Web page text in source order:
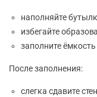
наполняйте
избегайте
заполните
После заполнения:
слегка сдавите